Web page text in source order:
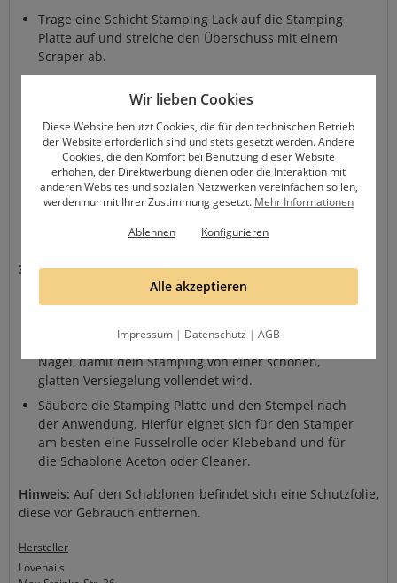
Trage eine Schicht Stamping Lack auf die Stamping
Platte auf und streiche den Überschuss mit einem
Scraper ab.
aufzunehmen. Je nach Stamping Schablone und
Stamper braucht es mal mehr und mal weniger Druck.
Probiere es aus, bevor du beginnst.
Richte den Stamper über deinem Nagel aus und
drücke ihn vorsichtig auf, um das Design zu
übertragen. Arbeite zügig, da der Lack schnell
exakt ausgerichtet ist.
3. Abschluss:
Lass das Design trocknen und trage einen Versiegler
mit Cleaner benetzten Zellette über den getrockneten
Nagel, damit dein Stamping von einer schönen,
glatten Versiegelung vollendet wird.
Säubere die Stamping Platte und den Stempel nach
der Anwendung. Hierfür eignet sich für den Stamper
am besten eine Fusselrolle oder Klebeband und für
die Schablone Aceton oder Cleaner.
Hinweis: Auf den Schablonen befindet sich eine Schutzfolie,
diese vor Gebrauch entfernen.
Hersteller
Lovenails
Wir lieben Cookies
Diese Website benutzt Cookies, die für den technischen Betrieb
der Website erforderlich sind und stets gesetzt werden. Andere
Cookies, die den Komfort bei Benutzung dieser Website
erhöhen, der Direktwerbung dienen oder die Interaktion mit
anderen Websites und sozialen Netzwerken vereinfachen sollen,
werden nur mit Ihrer Zustimmung gesetzt. Mehr Informationen
Ablehnen
Konfigurieren
Alle akzeptieren
Impressum | Datenschutz | AGB